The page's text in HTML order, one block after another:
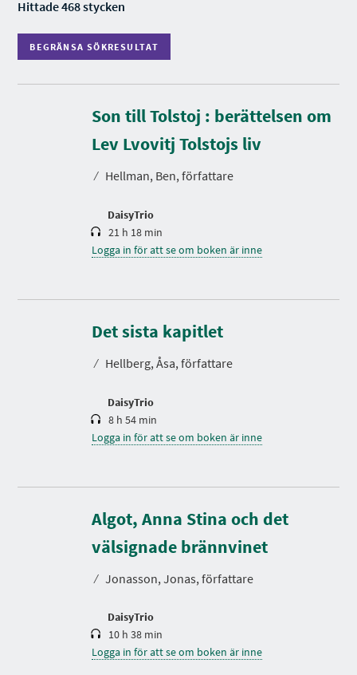
Hittade 468 stycken
BEGRÄNSA SÖKRESULTAT
S
S
Ö
K
E
Son till Tolstoj : berättelsen om
Lev Lvovitj Tolstojs liv
⁄ Hellman, Ben, författare
DaisyTrio
S
p
e
l
i
21 h 18 min
Logga in för att se om boken är inne
Det sista kapitlet
⁄ Hellberg, Åsa, författare
DaisyTrio
S
e
l
i
8 h 54 min
Logga in för att se om boken är inne
Algot, Anna Stina och det
välsignade brännvinet
⁄ Jonasson, Jonas, författare
DaisyTrio
S
p
e
l
i
10 h 38 min
Logga in för att se om boken är inne